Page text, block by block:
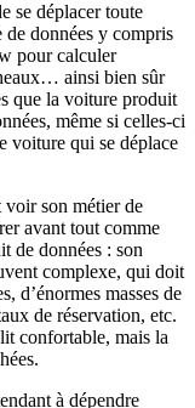
se déplacer toute
données y compris
pour calculer
ainsi bien sûr
que la voiture produit
même si celles-ci
voiture qui se déplace
voir son métier de
avant tout comme
de données : son
complexe, qui doit
d’énormes masses de
de réservation, etc.
confortable, mais la
à dépendre